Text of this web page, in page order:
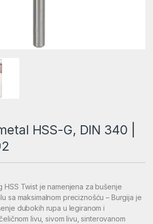
HSS-G, DIN 340 |
HSS Twist je namenjena za bušenje
sa maksimalnom preciznošću – Burgija je
dubokih rupa u legiranom i
livu, sivom livu, sinterovanom